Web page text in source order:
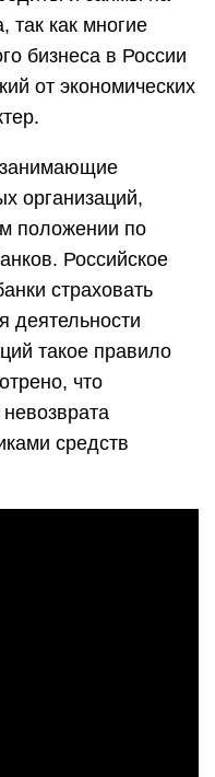
так как многие
бизнеса в России
от экономических
занимающие
организаций,
положении по
Российское
страховать
деятельности
такое правило
что
средств